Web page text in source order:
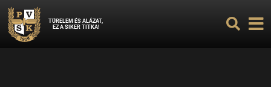
TÜRELEM ÉS ALÁZAT,
EZ A SIKER TITKA!